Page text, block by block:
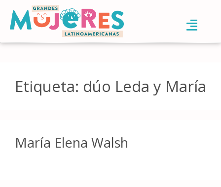
Etiqueta: dúo Leda y María
María Elena Walsh